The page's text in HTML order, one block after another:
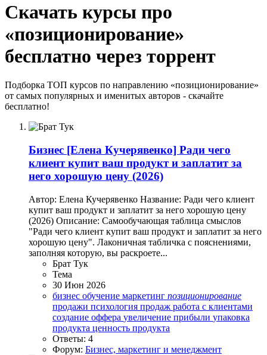
Скачать курсы про
«позиционирование»
бесплатно через торрент
Подборка ТОП курсов по направлению «позиционирование»
от самых популярных и именитых авторов - скачайте
бесплатно!
Бизнес [Елена Кучерявенко] Ради чего
клиент купит ваш продукт и заплатит за
него хорошую цену (2026)
Автор: Елена Кучерявенко Название: Ради чего клиент
купит ваш продукт и заплатит за него хорошую цену
(2026) Описание: Самообучающая таблица смыслов
"Ради чего клиент купит ваш продукт и заплатит за него
хорошую цену". Лаконичная табличка с пояснениями,
заполняя которую, вы раскроете...
Брат Тук
Тема
30 Июн 2026
бизнес обучение маркетинг позиционирование
продажи психология продаж работа с клиентами
создание оффера увеличение прибыли упаковка
продукта ценность продукта
Ответы: 4
Форум: Бизнес, маркетинг и менеджмент